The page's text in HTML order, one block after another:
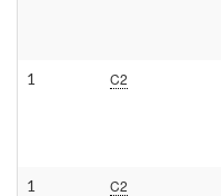
1 C2
1 C2